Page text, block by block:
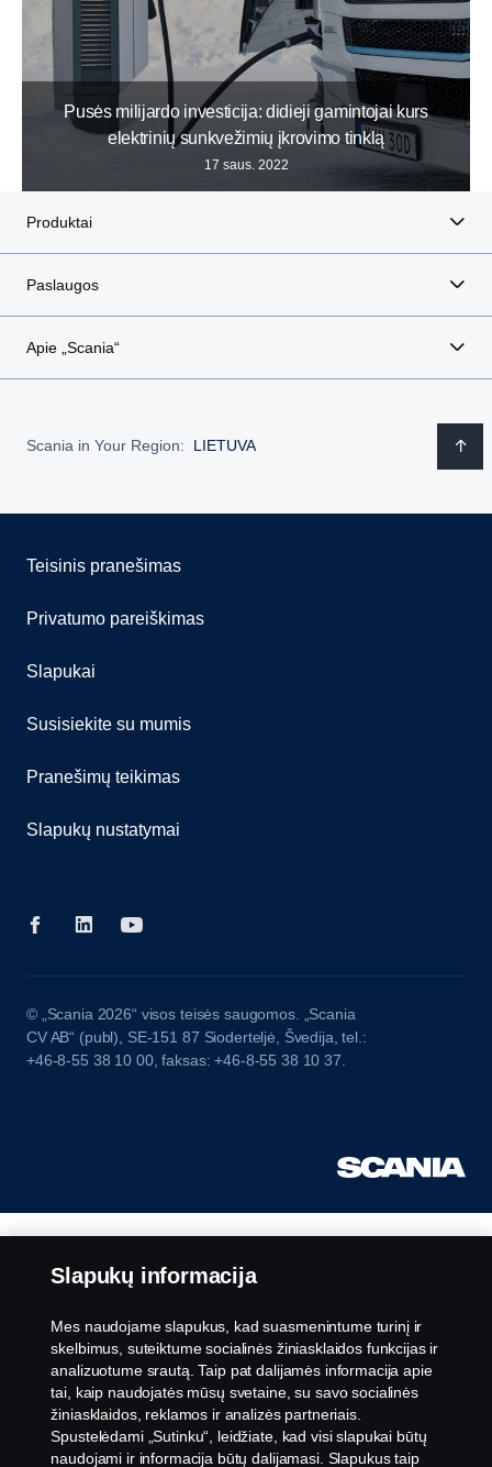
Pusės milijardo investicija: didieji gamintojai kurs
elektrinių sunkvežimių įkrovimo tinklą
17 saus. 2022
Produktai
Paslaugos
Apie „Scania“
Scania in Your Region: LIETUVA
Teisinis pranešimas
Privatumo pareiškimas
Slapukai
Susisiekite su mumis
Pranešimų teikimas
Slapukų nustatymai
© „Scania 2026“ visos teisės saugomos. „Scania
CV AB“ (publ), SE-151 87 Sioderteljė, Švedija, tel.:
+46-8-55 38 10 00, faksas: +46-8-55 38 10 37.
Slapukų informacija
Mes naudojame slapukus, kad suasmenintume turinį ir
skelbimus, suteiktume socialinės žiniasklaidos funkcijas ir
analizuotume srautą. Taip pat dalijamės informacija apie
tai, kaip naudojatės mūsų svetaine, su savo socialinės
žiniasklaidos, reklamos ir analizės partneriais.
Spustelėdami „Sutinku“, leidžiate, kad visi slapukai būtų
naudojami ir informacija būtų dalijamasi. Slapukus taip